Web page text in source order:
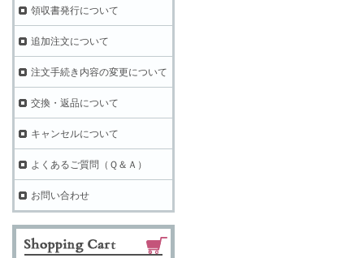
領収書発行について
追加注文について
注文手続き内容の変更について
交換・返品について
キャンセルについて
よくあるご質問（Ｑ＆Ａ）
お問い合わせ